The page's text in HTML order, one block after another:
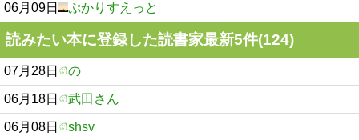
06月09日 ぷかりすえっと
読みたい本に登録した読書家最新5件(124)
07月28日 の
06月18日 武田さん
06月08日 shsv